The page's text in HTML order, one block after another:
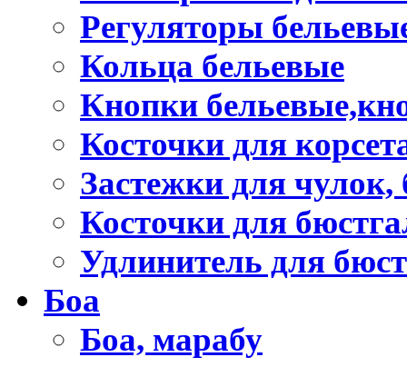
Регуляторы
Кольца бельевые
Кнопки
Косточки для
Застежки для чулок,
Косточки для
Удлинитель для
Боа
Боа, марабу